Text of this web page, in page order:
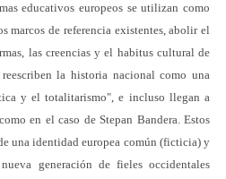
educativos europeos se utilizan como
marcos de referencia existentes, abolir el
las creencias y el habitus cultural de
la historia nacional como una
y el totalitarismo", e incluso llegan a
en el caso de Stepan Bandera. Estos
una identidad europea común (ficticia) y
generación de fieles occidentales